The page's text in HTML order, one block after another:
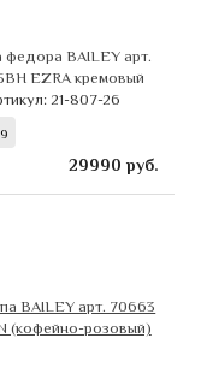
BAILEY арт.
EZRA кремовый
21-807-26
29990 руб.